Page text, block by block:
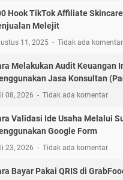
Hook TikTok Affiliate
Melejit
11, 2025 Tidak ada komentar
Melakukan Audit Keuangan
Jasa Konsultan
08, 2026 Tidak ada komentar
Validasi Ide Usaha Melalui
Google Form
23, 2026 Tidak ada komentar
Bayar Pakai QRIS di